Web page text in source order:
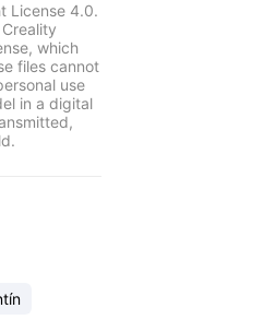
License 4.0.
which
files cannot
use
in a digital